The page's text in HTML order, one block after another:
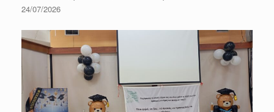
24/07/2026